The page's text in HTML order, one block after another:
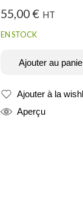
55,00€ HT
EN STOCK
Ajouter au
Ajouter à la
Produit ajouté
Aperçu